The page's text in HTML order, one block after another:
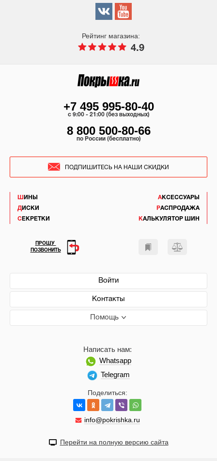
Рейтинг магазина:
4.9
ШИНЫ
ДИСКИ
СЕКРЕТКИ
АКСЕССУАРЫ
РАСПРОДАЖА
КАЛЬКУЛЯТОР ШИН
Войти
Контакты
Помощь
Поделиться:
info@pokrishka.ru
Написать нам:
Whatsapp
Telegram
+7 495 995-80-40
c 9:00 - 21:00 (без выходных)
8 800 500-80-66
по России (бесплатно)
ПОДПИШИТЕСЬ НА НАШИ СКИДКИ
ПРОШУ
ПОЗВОНИТЬ
Перейти на полную версию сайта